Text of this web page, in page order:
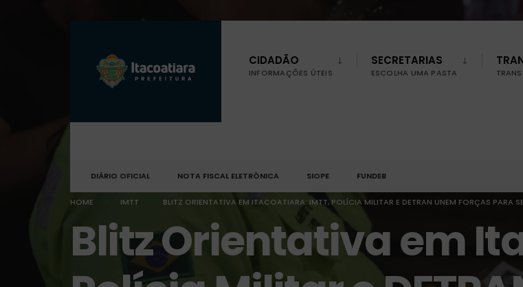
CIDADÃO
INFORMAÇÕES ÚTEIS
SECRETARIAS
ESCOLHA UMA PASTA
DIÁRIO OFICIAL NOTA FISCAL ELETRÔNICA SIOPE FUNDEB
HOME IMTT BLITZ ORIENTATIVA EM ITACOATIARA: IMTT, POLÍCIA MILITAR E DETRAN UNEM FORÇAS PARA
Blitz Orientativa em